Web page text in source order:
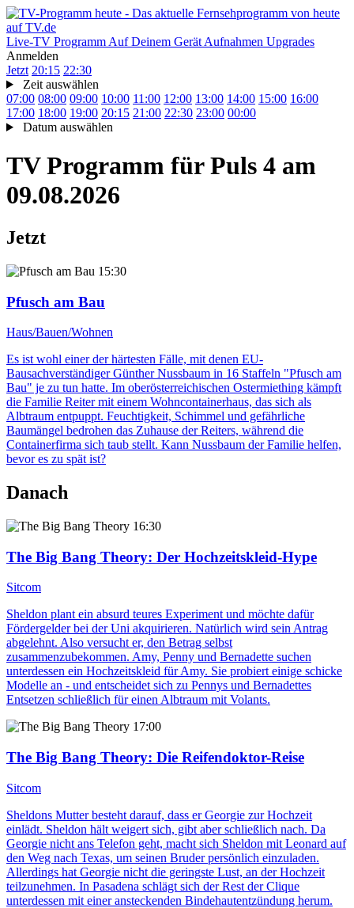
Live-TV Programm Auf Deinem Gerät Aufnahmen Upgrades
Anmelden
Jetzt 20:15 22:30
Zeit auswählen
07:00 08:00 09:00 10:00 11:00 12:00 13:00 14:00 15:00 16:00
17:00 18:00 19:00 20:15 21:00 22:30 23:00 00:00
Datum auswählen
TV Programm für Puls 4 am
09.08.2026
Jetzt
15:30
Pfusch am Bau
Haus/Bauen/Wohnen
Es ist wohl einer der härtesten Fälle, mit denen EU-
Bausachverständiger Günther Nussbaum in 16 Staffeln "Pfusch am
Bau" je zu tun hatte. Im oberösterreichischen Ostermiething kämpft
die Familie Reiter mit einem Wohncontainerhaus, das sich als
Albtraum entpuppt. Feuchtigkeit, Schimmel und gefährliche
Baumängel bedrohen das Zuhause der Reiters, während die
Containerfirma sich taub stellt. Kann Nussbaum der Familie helfen,
bevor es zu spät ist?
Danach
16:30
The Big Bang Theory: Der Hochzeitskleid-Hype
Sitcom
Sheldon plant ein absurd teures Experiment und möchte dafür
Fördergelder bei der Uni akquirieren. Natürlich wird sein Antrag
abgelehnt. Also versucht er, den Betrag selbst
zusammenzubekommen. Amy, Penny und Bernadette suchen
unterdessen ein Hochzeitskleid für Amy. Sie probiert einige schicke
Modelle an - und entscheidet sich zu Pennys und Bernadettes
Entsetzen schließlich für einen Albtraum mit Volants.
17:00
The Big Bang Theory: Die Reifendoktor-Reise
Sitcom
Sheldons Mutter besteht darauf, dass er Georgie zur Hochzeit
einlädt. Sheldon hält weigert sich, gibt aber schließlich nach. Da
Georgie nicht ans Telefon geht, macht sich Sheldon mit Leonard auf
den Weg nach Texas, um seinen Bruder persönlich einzuladen.
Allerdings hat Georgie nicht die geringste Lust, an der Hochzeit
teilzunehmen. In Pasadena schlägt sich der Rest der Clique
unterdessen mit einer ansteckenden Bindehautentzündung herum.